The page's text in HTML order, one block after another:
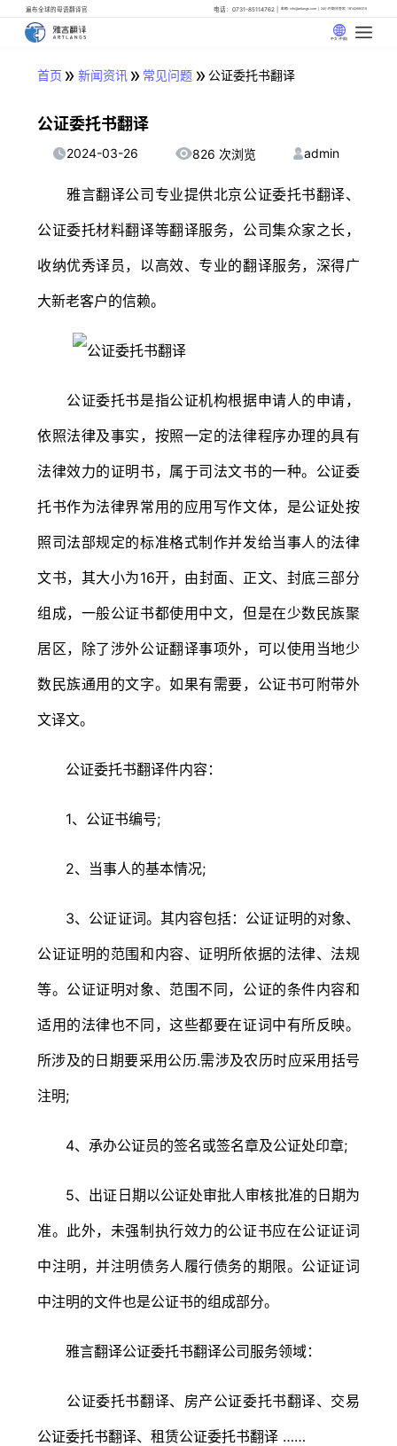
遍布全球的母语翻译官 电话：0731-85114762 邮箱: info@artlangs.com 24小时翻译管家: 18142666316
中文 (中国)
首页 » 新闻资讯» 常见问题 » 公证委托书翻译
公证委托书翻译
2024-03-26 826 次浏览 admin
雅言翻译公司专业提供北京公证委托书翻译、
公证委托材料翻译等翻译服务，公司集众家之长，
收纳优秀译员，以高效、专业的翻译服务，深得广
大新老客户的信赖。
公证委托书是指公证机构根据申请人的申请，
依照法律及事实，按照一定的法律程序办理的具有
法律效力的证明书，属于司法文书的一种。公证委
托书作为法律界常用的应用写作文体，是公证处按
照司法部规定的标准格式制作并发给当事人的法律
文书，其大小为16开，由封面、正文、封底三部分
组成，一般公证书都使用中文，但是在少数民族聚
居区，除了涉外公证翻译事项外，可以使用当地少
数民族通用的文字。如果有需要，公证书可附带外
文译文。
公证委托书翻译件内容：
1、公证书编号;
2、当事人的基本情况;
3、公证证词。其内容包括：公证证明的对象、
公证证明的范围和内容、证明所依据的法律、法规
等。公证证明对象、范围不同，公证的条件内容和
适用的法律也不同，这些都要在证词中有所反映。
所涉及的日期要采用公历.需涉及农历时应采用括号
注明;
4、承办公证员的签名或签名章及公证处印章;
5、出证日期以公证处审批人审核批准的日期为
准。此外，未强制执行效力的公证书应在公证证词
中注明，并注明债务人履行债务的期限。公证证词
中注明的文件也是公证书的组成部分。
雅言翻译公证委托书翻译公司服务领域：
公证委托书翻译、房产公证委托书翻译、交易
公证委托书翻译、租赁公证委托书翻译 ……